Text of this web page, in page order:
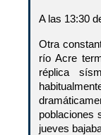
A las 13:30
Otra
río Acre
réplica
poblaciones
jueves